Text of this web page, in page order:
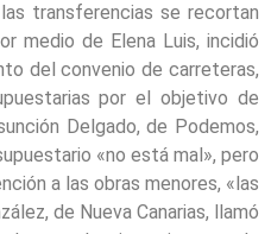
transferencias se recortan
medio de Elena Luis, incidió
del convenio de carreteras,
por el objetivo de
Delgado, de Podemos,
«no está mal», pero
a las obras menores, «las
de Nueva Canarias, llamó